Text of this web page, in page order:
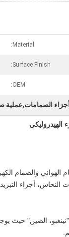
Material:
Surface Finish:
OEM:
الصمامات,عملية
والصمام
النحاس، أجزاء
الصين" حيث